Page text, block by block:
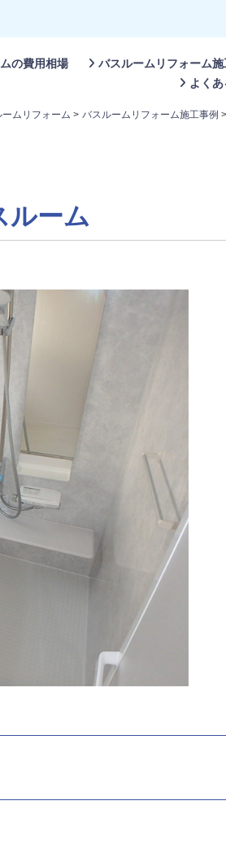
の費用相場 バスルームリフォーム施
よく
ームリフォーム > バスルームリフォーム施工事例 >
ルーム